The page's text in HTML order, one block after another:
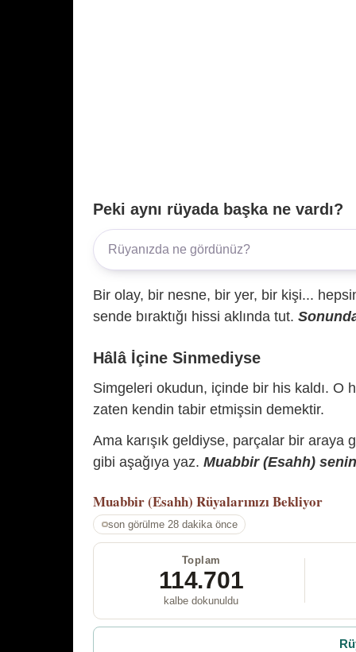
Peki aynı rüyada başka ne vardı?
Bir olay, bir nesne, bir yer, bir kişi...
sende bıraktığı hissi aklında tut.
Hâlâ İçine Sinmediyse
Simgeleri okudun, içinde bir his kaldı. O
zaten kendin tabir etmişsin demektir.
Ama karışık geldiyse, parçalar bir araya
gibi aşağıya yaz. Muabbir (Esahh)
Muabbir (Esahh) Rüyalarınızı Bekliyor
son görülme 28 dakika önce
Toplam
114.701
kalbe dokunuldu